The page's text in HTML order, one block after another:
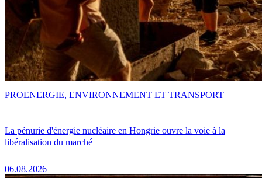
La pénurie d'énergie nucléaire en Hongrie ouvre la voie à la
libéralisation du marché
06.08.2026
PROENERGIE, ENVIRONNEMENT ET TRANSPORT